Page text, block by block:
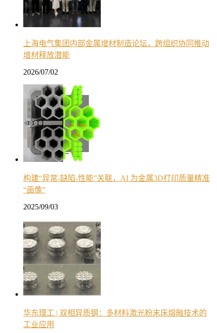
上海电气集团内部金属增材制造论坛，跨组织协同推动
增材释放潜能
2026/07/02
构建“异常-缺陷-性能”关联，AI 为金属3D打印质量精准
“画像”
2025/09/03
华东理工 | 双相异质钢：多材料激光粉末床熔融技术的
工业应用